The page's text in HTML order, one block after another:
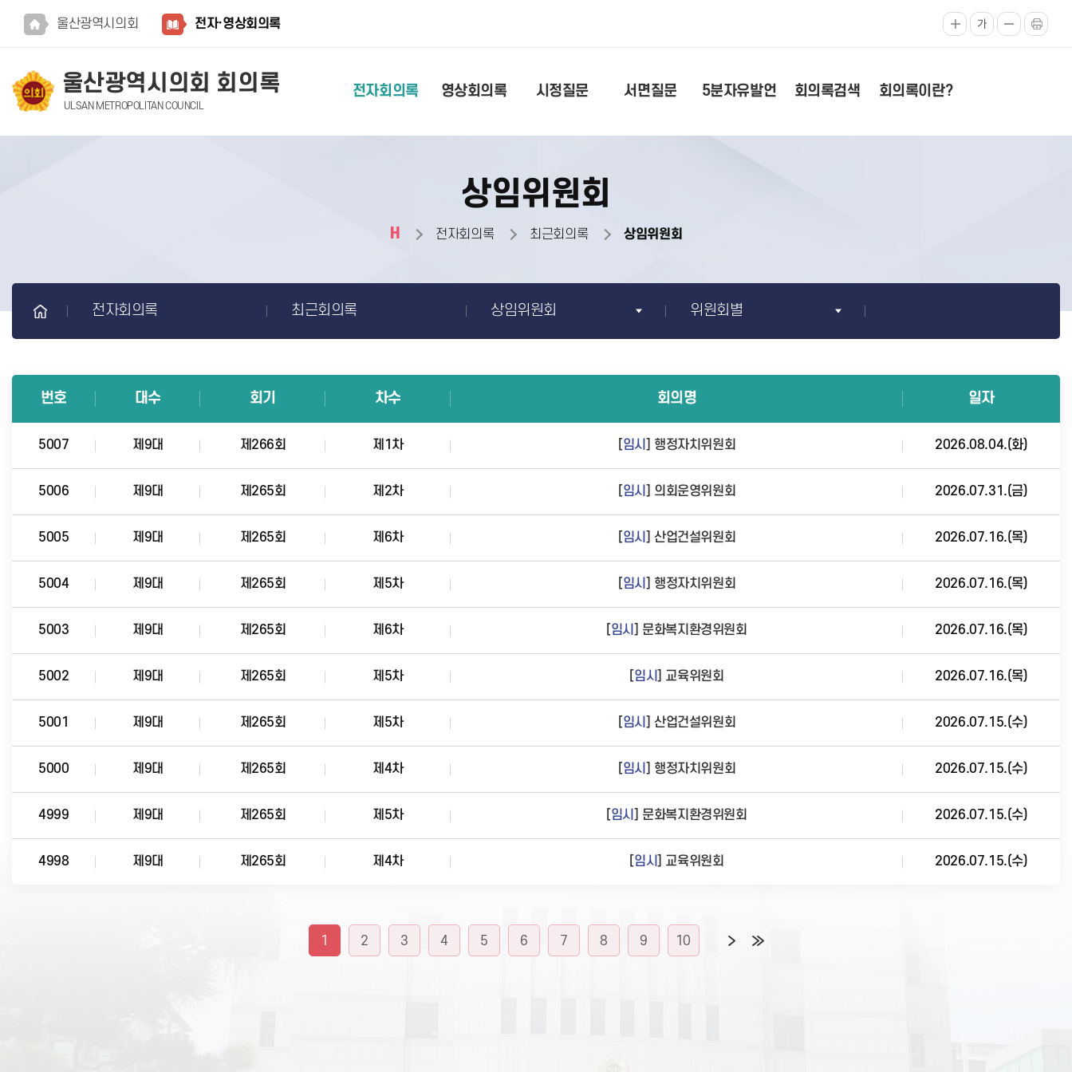
울산광역시의회
전자·영상회의록 가
울산광역시의회 회의록
ULSAN METROPOLITAN COUNCIL
전자회의록 영상회의록 시정질문 서면질문 5분자유발언 회의록검색 회의록이란?
상임위원회
H 전자회의록 최근회의록 상임위원회
전자회의록 최근회의록 상임위원회 위원회별
번호 대수 회기 차수 회의명 일자
5007 제9대 제266회 제1차 임시 ] 행정자치위원회 2026.08.04.(화)
5006 제9대 제265회 제2차 임시 ] 의회운영위원회 2026.07.31.(금)
5005 제9대 제265회 제6차 임시 ] 산업건설위원회 2026.07.16.(목)
5004 제9대 제265회 제5차 임시 ] 행정자치위원회 2026.07.16.(목)
5003 제9대 제265회 제6차 임시 ] 문화복지환경위원회 2026.07.16.(목)
5002 제9대 제265회 제5차 임시 ] 교육위원회 2026.07.16.(목)
5001 제9대 제265회 제5차 임시 ] 산업건설위원회 2026.07.15.(수)
5000 제9대 제265회 제4차 임시 ] 행정자치위원회 2026.07.15.(수)
4999 제9대 제265회 제5차 임시 ] 문화복지환경위원회 2026.07.15.(수)
4998 제9대 제265회 제4차 임시 ] 교육위원회 2026.07.15.(수)
1 2 3 4 5 6 7 8 9 10